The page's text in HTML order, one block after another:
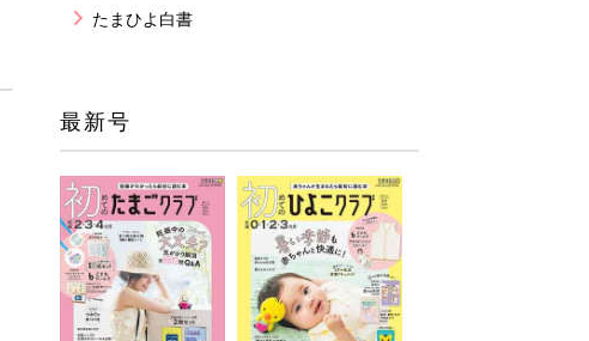
たまひよ白書
最新号